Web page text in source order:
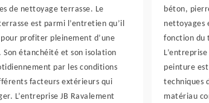
de nettoyage terrasse. Le
est parmi l’entretien qu’il
profiter pleinement d’une
étanchéité et son isolation
par les conditions
facteurs extérieurs qui
L’entreprise JB Ravalement
béton,
nettoyages
fonction du
peinture
techniques
matériau